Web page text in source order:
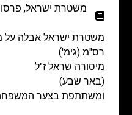
משטרת ישראל,
משטרת ישראל אבלה על
רס"מ (גימ')
מיסורה שראל ז"ל
(באר שבע)
ומשתתפת בצער